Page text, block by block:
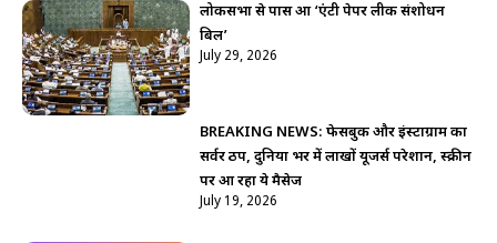
लोकसभा से पास हुआ ‘एंटी पेपर लीक संशोधन
बिल’
July 29, 2026
BREAKING NEWS: फेसबुक और इंस्टाग्राम का
सर्वर ठप, दुनिया भर में लाखों यूजर्स परेशान, स्क्रीन
पर आ रहा ये मैसेज
July 19, 2026